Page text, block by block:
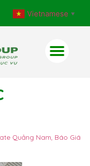
Vietnamese ▼
Quảng Nam, Báo Giá